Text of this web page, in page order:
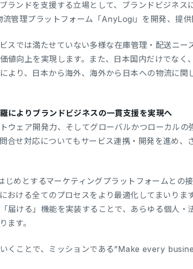
ランドを支援する立場として、ブランドビジネス
管理プラットフォーム「AnyLogi」を開発、提供
スでは満たせていない多様な在庫管理・配送ニー
値向上を実現します。また、日本国内だけでなく
より、日本から海外、海外から日本への物流に関
によりブランドビジネスの一貫支援を実現へ
ウェア開発力、そしてグローバルかつローカルの
合せ対応についてもサービス連携・開発を進め、
めとするマーケティングプラットフォームとの
おける全てのプロセスをより最適化してまいりま
届ける」機能を実装することで、あらゆる個人・
ます。
くことで、ミッションである”Make every